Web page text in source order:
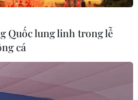
Quốc lung linh trong lễ
cá